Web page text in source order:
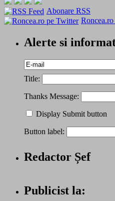
Abonare RSS
Alerte si
Title:
Thanks Message:
Display Submit button
Button label:
Redactor Șef
Publicist la: